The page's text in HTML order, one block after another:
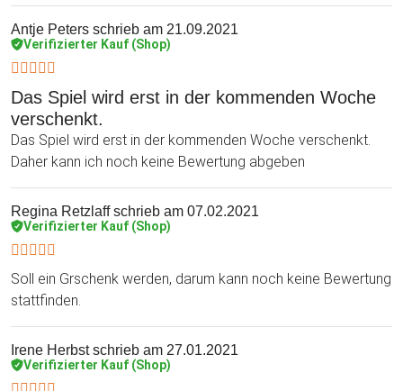
Antje Peters schrieb am 21.09.2021
Verifizierter Kauf (Shop)
Das Spiel wird erst in der kommenden Woche
verschenkt.
Das Spiel wird erst in der kommenden Woche verschenkt.
Daher kann ich noch keine Bewertung abgeben
Regina Retzlaffschrieb am 07.02.2021
Verifizierter Kauf (Shop)
Soll ein Grschenk werden, darum kann noch keine Bewertung
stattfinden.
Irene Herbstschrieb am 27.01.2021
Verifizierter Kauf (Shop)